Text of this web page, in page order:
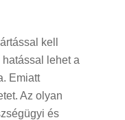
kell
lehet a
Emiatt
Az olyan
és